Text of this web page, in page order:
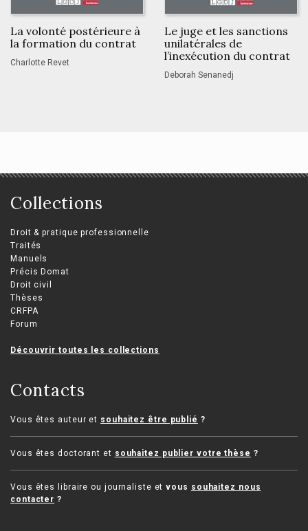
La volonté postérieure à
la formation du contrat
Charlotte Revet
Le juge et les sanctions
unilatérales de
l’inexécution du contrat
Deborah Senanedj
Collections
Droit & pratique professionnelle
Traités
Manuels
Précis Domat
Droit civil
Thèses
CRFPA
Forum
Découvrir toutes les collections
Contacts
Vous êtes auteur et souhaitez être publié ?
Vous êtes doctorant et souhaitez publier votre thèse ?
Vous êtes libraire ou journaliste etvous souhaitez nous
contacter ?